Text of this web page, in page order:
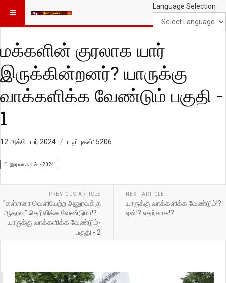
Language Selection
மக்களின் குரலாக யார்
இருக்கின்றனர்? யாருக்கு
வாக்களிக்க வேண்டும் பகுதி -
1
12 அக்டோபர் 2024 படிப்புகள்: 5206
பி.இரயாகரன் -2024
PREVIOUS ARTICLE
"கள்ளரை வெளியேற்ற அனுரவுக்கு
ஆதரவு" தெரிவிக்க வேண்டுமா!? -
யாருக்கு வாக்களிக்க வேண்டும்-
பகுதி - 2
NEXT ARTICLE
யாருக்கு வாக்களிக்க வேண்டும்!?
ஏன்!? எதற்காக!?